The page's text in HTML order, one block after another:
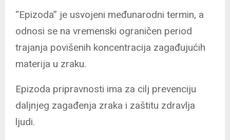
“Epizoda” je usvojeni međunarodni termin, a
odnosi se na vremenski ograničen period
trajanja povišenih koncentracija zagađujućih
materija u zraku.
Epizoda pripravnosti ima za cilj prevenciju
daljnjeg zagađenja zraka i zaštitu zdravlja
ljudi.